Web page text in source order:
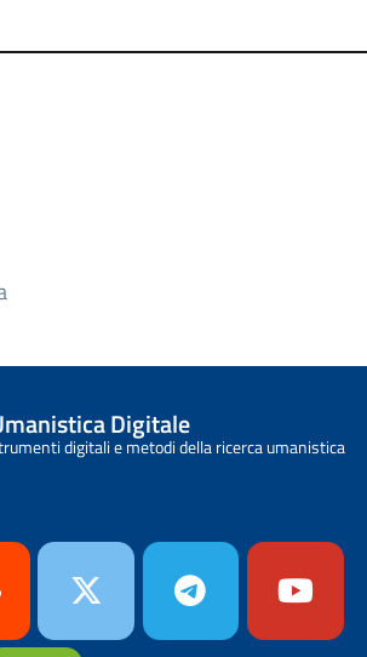
Digitale
digitali e metodi della ricerca umanistica